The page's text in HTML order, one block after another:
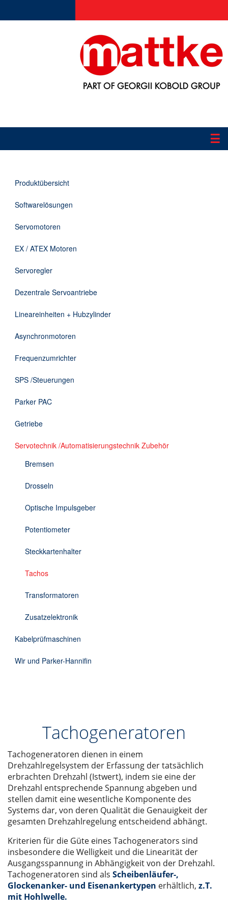
☰
Applikationen
Informationen
Downloads
Kontakt
Produktübersicht
Softwarelösungen
Servomotoren
EX / ATEX Motoren
Servoregler
Dezentrale Servoantriebe
Lineareinheiten + Hubzylinder
Asynchronmotoren
Frequenzumrichter
SPS /Steuerungen
Parker PAC
Getriebe
Servotechnik /Automatisierungstechnik Zubehör
Bremsen
Drosseln
Optische Impulsgeber
Potentiometer
Steckkartenhalter
Tachos
Transformatoren
Zusatzelektronik
Kabelprüfmaschinen
Wir und Parker-Hannifin
Tachogeneratoren
Tachogeneratoren dienen in einem
Drehzahlregelsystem der Erfassung der tatsächlich
erbrachten Drehzahl (Istwert), indem sie eine der
Drehzahl entsprechende Spannung abgeben und
stellen damit eine wesentliche Komponente des
Systems dar, von deren Qualität die Genauigkeit der
gesamten Drehzahlregelung entscheidend abhängt.
Kriterien für die Güte eines Tachogenerators sind
insbesondere die Welligkeit und die Linearität der
Ausgangsspannung in Abhängigkeit von der Drehzahl.
Tachogeneratoren sind als Scheibenläufer-,
Glockenanker- und Eisenankertypen erhältlich, z.T.
mit Hohlwelle.